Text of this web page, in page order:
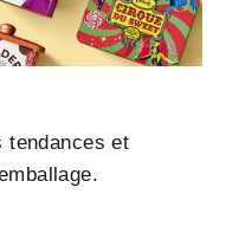
tendances et